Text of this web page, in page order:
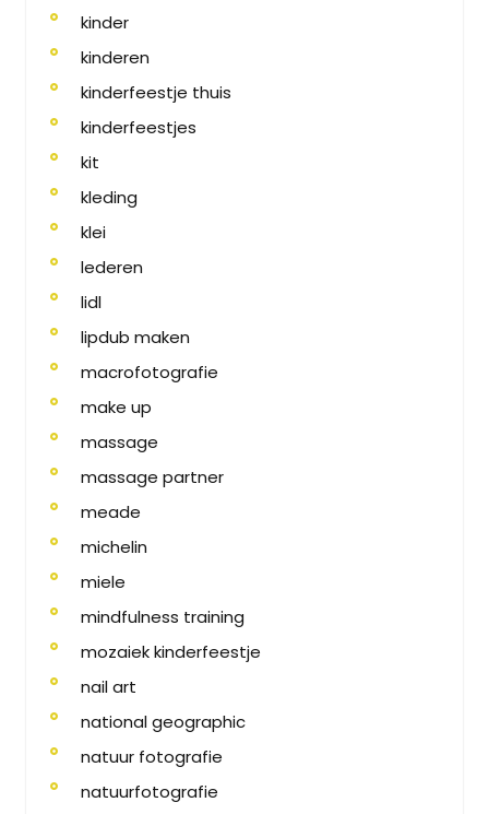
kinder
kinderen
kinderfeestje thuis
kinderfeestjes
kit
kleding
klei
lederen
lidl
lipdub maken
macrofotografie
make up
massage
massage partner
meade
michelin
miele
mindfulness training
mozaiek kinderfeestje
nail art
national geographic
natuur fotografie
natuurfotografie